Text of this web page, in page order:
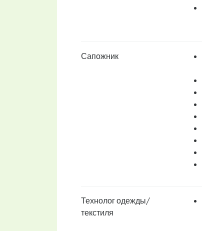
Сапожник
Технолог одежды/
текстиля